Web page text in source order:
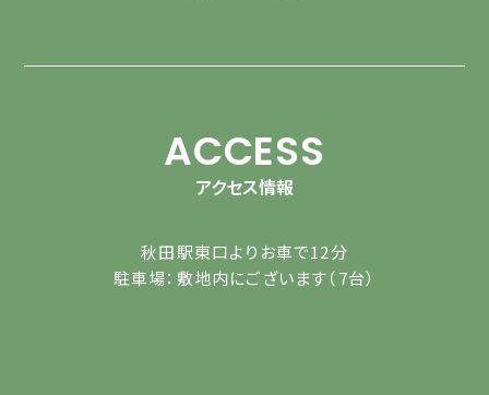
ACCESS
アクセス情報
秋田駅東口よりお車で12分
駐車場：敷地内にございます（7台）